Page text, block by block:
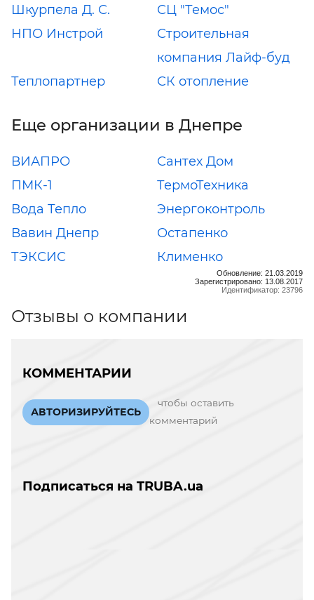
Шкурпела Д. С.
СЦ "Темос"
НПО Инстрой
Строительная
компания Лайф-буд
Теплопартнер
СК отопление
Еще организации в Днепре
ВИАПРО
Сантех Дом
ПМК-1
ТермоТехника
Вода Тепло
Энергоконтроль
Вавин Днепр
Остапенко
ТЭКСИС
Клименко
Обновление: 21.03.2019
Зарегистрировано: 13.08.2017
Идентификатор: 23796
Отзывы о компании
КОММЕНТАРИИ
АВТОРИЗИРУЙТЕСЬ
чтобы оставить
комментарий
Подписаться на TRUBA.ua